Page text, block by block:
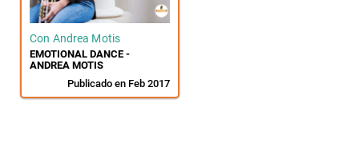
Con Andrea Motis
EMOTIONAL DANCE -
ANDREA MOTIS
Publicado en Feb 2017